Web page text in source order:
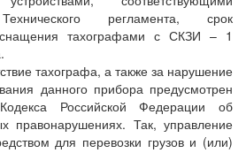
регламента, срок
тахографами с СКЗИ – 1
тахографа, а также за нарушение
данного прибора предусмотрен
Российской Федерации об
правонарушениях. Так, управление
для перевозки грузов и (или)